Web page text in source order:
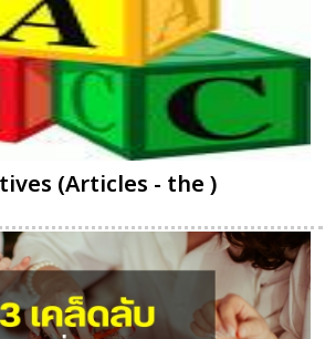
(Articles - the )